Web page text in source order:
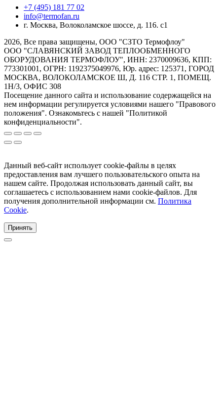
+7 (495) 181 77 02
info@termofan.ru
г. Москва, Волоколамское шоссе, д. 116. с1
2026, Все права защищены, ООО "СЗТО Термофлоу"
ООО "СЛАВЯНСКИЙ ЗАВОД ТЕПЛООБМЕННОГО
ОБОРУДОВАНИЯ ТЕРМОФЛОУ", ИНН: 2370009636, КПП:
773301001, ОГРН: 1192375049976, Юр. адрес: 125371, ГОРОД
МОСКВА, ВОЛОКОЛАМСКОЕ Ш, Д. 116 СТР. 1, ПОМЕЩ.
1Н/3, ОФИС 308
Посещение данного сайта и использование содержащейся на
нем информации регулируется условиями нашего "Правового
положения". Ознакомьтесь с нашей "Политикой
конфиденциальности".
Данный веб-сайт использует cookie-файлы в целях
предоставления вам лучшего пользовательского опыта на
нашем сайте. Продолжая использовать данный сайт, вы
соглашаетесь с использованием нами cookie-файлов. Для
получения дополнительной информации см. Политика
Cookie.
Принять